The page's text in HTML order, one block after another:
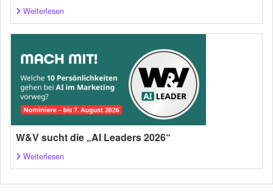
Weiterlesen
W&V sucht die „AI Leaders 2026“
Weiterlesen